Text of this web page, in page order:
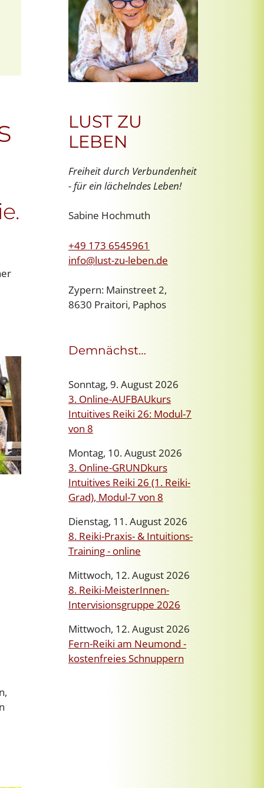
LUST ZU
LEBEN
Freiheit durch Verbundenheit
- für ein lächelndes Leben!
Sabine Hochmuth
+49 173 6545961
info@lust-zu-leben.de
Zypern: Mainstreet 2,
8630 Praitori, Paphos
Demnächst…
Sonntag, 9. August 2026
3. Online-AUFBAUkurs
Intuitives Reiki 26: Modul-7
von 8
Montag, 10. August 2026
3. Online-GRUNDkurs
Intuitives Reiki 26 (1. Reiki-
Grad), Modul-7 von 8
Dienstag, 11. August 2026
8. Reiki-Praxis- & Intuitions-
Training - online
Mittwoch, 12. August 2026
8. Reiki-MeisterInnen-
Intervisionsgruppe 2026
Mittwoch, 12. August 2026
Fern-Reiki am Neumond -
kostenfreies Schnuppern